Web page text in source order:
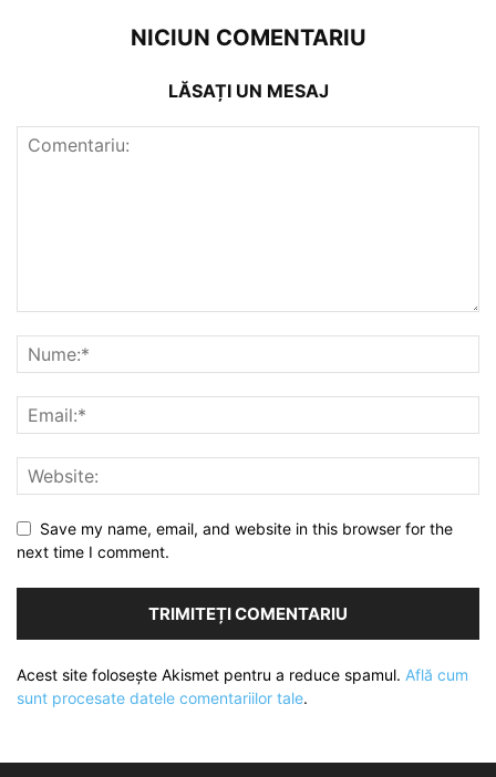
NICIUN COMENTARIU
LĂSAȚI UN MESAJ
Save my name, email, and website in this browser for the
next time I comment.
Acest site folosește Akismet pentru a reduce spamul. Află cum
sunt procesate datele comentariilor tale.